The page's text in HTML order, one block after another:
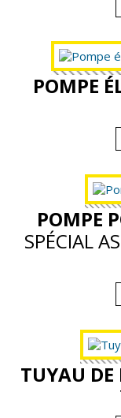
POMPE
POMPE
SPÉCIAL
TUYAU DE